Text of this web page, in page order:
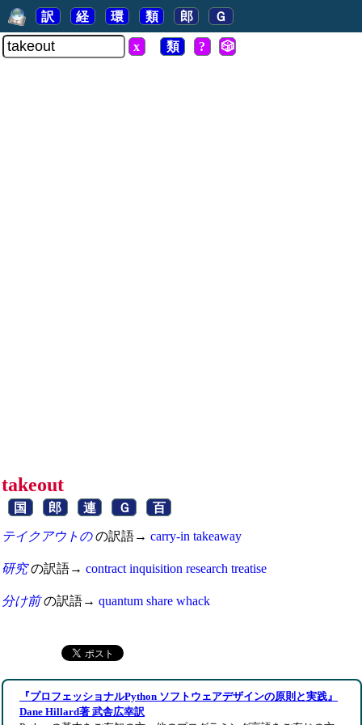
訳 経 環 類 郎 Ｇ
x 類 ? 🎲
takeout
国 郎 連 Ｇ 百
テイクアウトのの訳語→ carry-in takeaway
研究の訳語→ contract inquisition research treatise
分け前の訳語→ quantum share whack
『プロフェッショナルPython ソフトウェアデザインの原則と実践』
Dane Hillard著 武舎広幸訳